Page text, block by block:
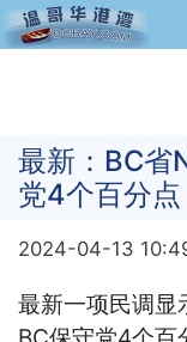
最新：BC省
党4个百分点
2024-04-13
最新一项民调显